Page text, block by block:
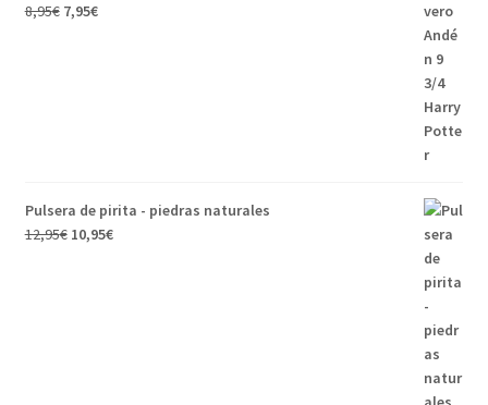
8,95€ 7,95€
Pulsera de pirita - piedras naturales
12,95€ 10,95€